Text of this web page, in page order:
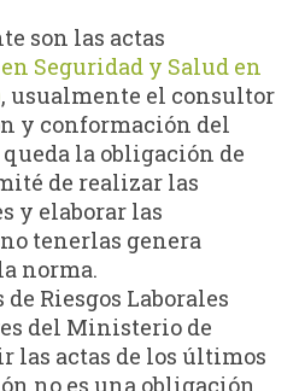
son las actas
Seguridad y Salud en
, usualmente el consultor
y conformación del
queda la obligación de
de realizar las
y elaborar las
tenerlas genera
norma.
Riesgos Laborales
del Ministerio de
las actas de los últimos
no es una obligación